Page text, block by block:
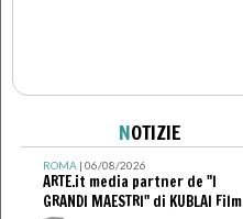
NOTIZIE
ROMA| 06/08/2026
ARTE.it media partner de "I
GRANDI MAESTRI" di KUBLAI Film